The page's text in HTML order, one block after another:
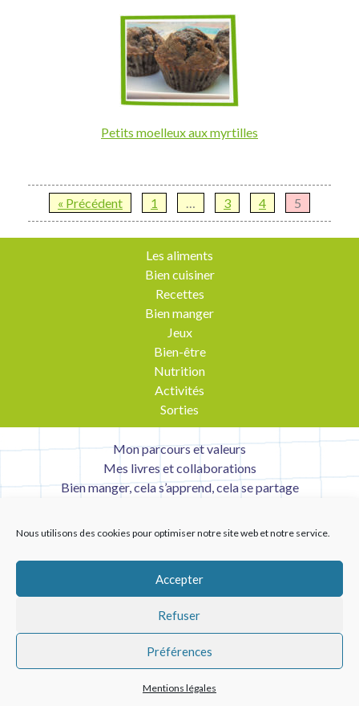
Nous utilisons des cookies pour optimiser notre site web et notre service.
Accepter
Refuser
Préférences
Mentions légales
Petits moelleux aux myrtilles
« Précédent 1 … 3 4 5
Les aliments
Bien cuisiner
Recettes
Bien manger
Jeux
Bien-être
Nutrition
Activités
Sorties
Mon parcours et valeurs
Mes livres et collaborations
Bien manger, cela s’apprend, cela se partage
Mentions légales